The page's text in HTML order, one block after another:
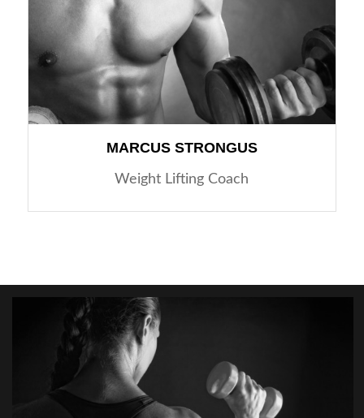
MARCUS STRONGUS
Weight Lifting Coach